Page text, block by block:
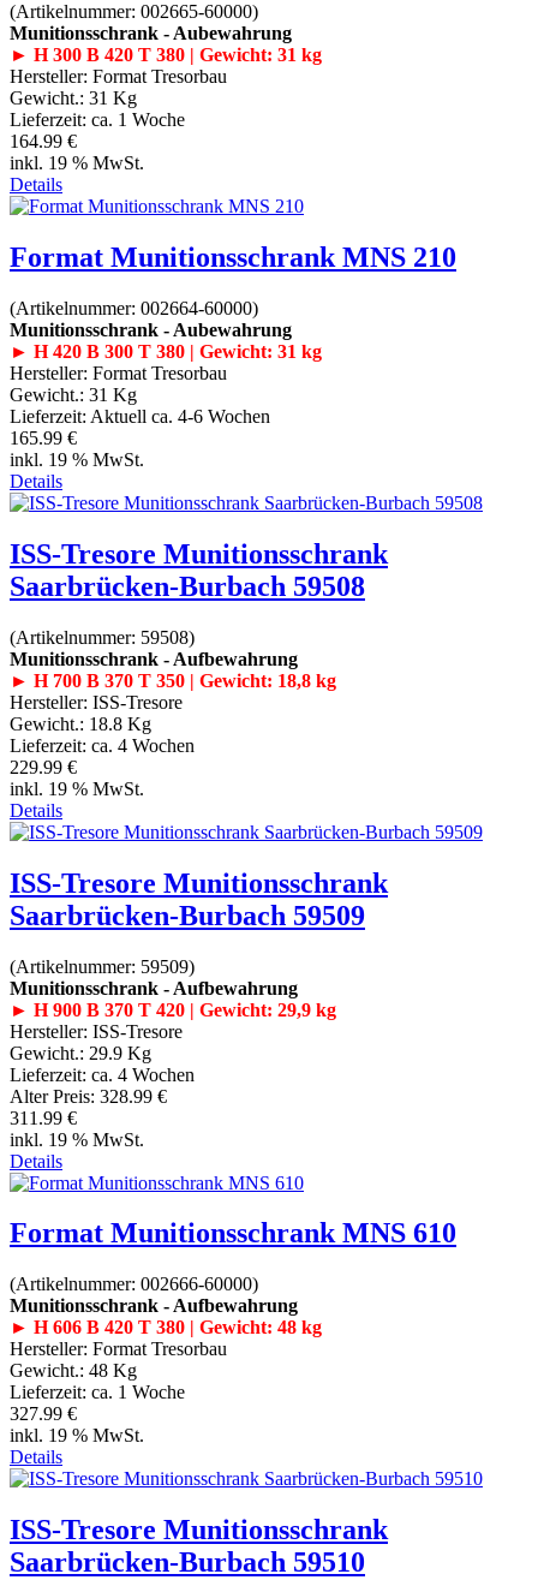
(Artikelnummer: 002665-60000)
Munitionsschrank - Aubewahrung
► H 300 B 420 T 380 | Gewicht: 31 kg
Hersteller: Format Tresorbau
Gewicht.: 31 Kg
Lieferzeit: ca. 1 Woche
164.99 €
inkl. 19 % MwSt.
Details
Format Munitionsschrank MNS 210
(Artikelnummer: 002664-60000)
Munitionsschrank - Aubewahrung
► H 420 B 300 T 380 | Gewicht: 31 kg
Hersteller: Format Tresorbau
Gewicht.: 31 Kg
Lieferzeit: Aktuell ca. 4-6 Wochen
165.99 €
inkl. 19 % MwSt.
Details
ISS-Tresore Munitionsschrank
Saarbrücken-Burbach 59508
(Artikelnummer: 59508)
Munitionsschrank - Aufbewahrung
► H 700 B 370 T 350 | Gewicht: 18,8 kg
Hersteller: ISS-Tresore
Gewicht.: 18.8 Kg
Lieferzeit: ca. 4 Wochen
229.99 €
inkl. 19 % MwSt.
Details
ISS-Tresore Munitionsschrank
Saarbrücken-Burbach 59509
(Artikelnummer: 59509)
Munitionsschrank - Aufbewahrung
► H 900 B 370 T 420 | Gewicht: 29,9 kg
Hersteller: ISS-Tresore
Gewicht.: 29.9 Kg
Lieferzeit: ca. 4 Wochen
Alter Preis: 328.99 €
311.99 €
inkl. 19 % MwSt.
Details
Format Munitionsschrank MNS 610
(Artikelnummer: 002666-60000)
Munitionsschrank - Aufbewahrung
► H 606 B 420 T 380 | Gewicht: 48 kg
Hersteller: Format Tresorbau
Gewicht.: 48 Kg
Lieferzeit: ca. 1 Woche
327.99 €
inkl. 19 % MwSt.
Details
ISS-Tresore Munitionsschrank
Saarbrücken-Burbach 59510